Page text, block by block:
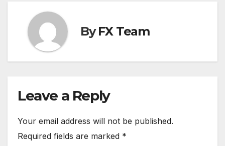
ByFX Team
Leave a Reply
Your email address will not be published.
Required fields are marked *